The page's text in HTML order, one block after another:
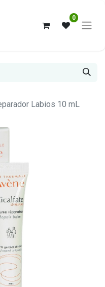
0
Labios 10 mL